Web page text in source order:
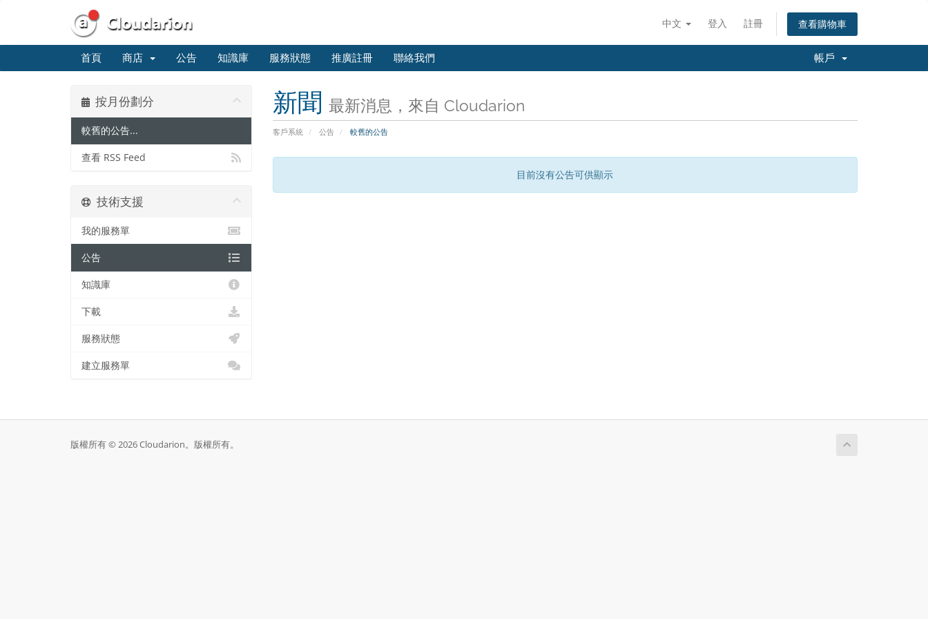
中文 登入 註冊 查看購物車
首頁 商店 公告 知識庫 服務狀態 推廣註冊 聯絡我們 帳戶
新聞 最新消息，來自 Cloudarion
客戶系統 公告 較舊的公告
按月份劃分
較舊的公告...
查看 RSS Feed
目前沒有公告可供顯示
技術支援
我的服務單
公告
知識庫
下載
服務狀態
建立服務單
版權所有 © 2026 Cloudarion。版權所有。